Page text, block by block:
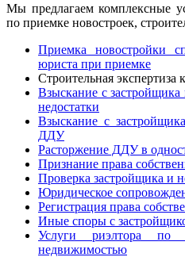
Мы предлагаем комплексные
по приемке новостроек,
Приемка новостройки
юриста при приемке
Строительная экспертиза
Взыскание с застройщика
недостатки
Взыскание с
ДДУ
Расторжение ДДУ в
Признание права
Проверка застройщика и
Юридическое
Регистрация права
Иные споры с
Услуги риэлтора по
недвижимостью